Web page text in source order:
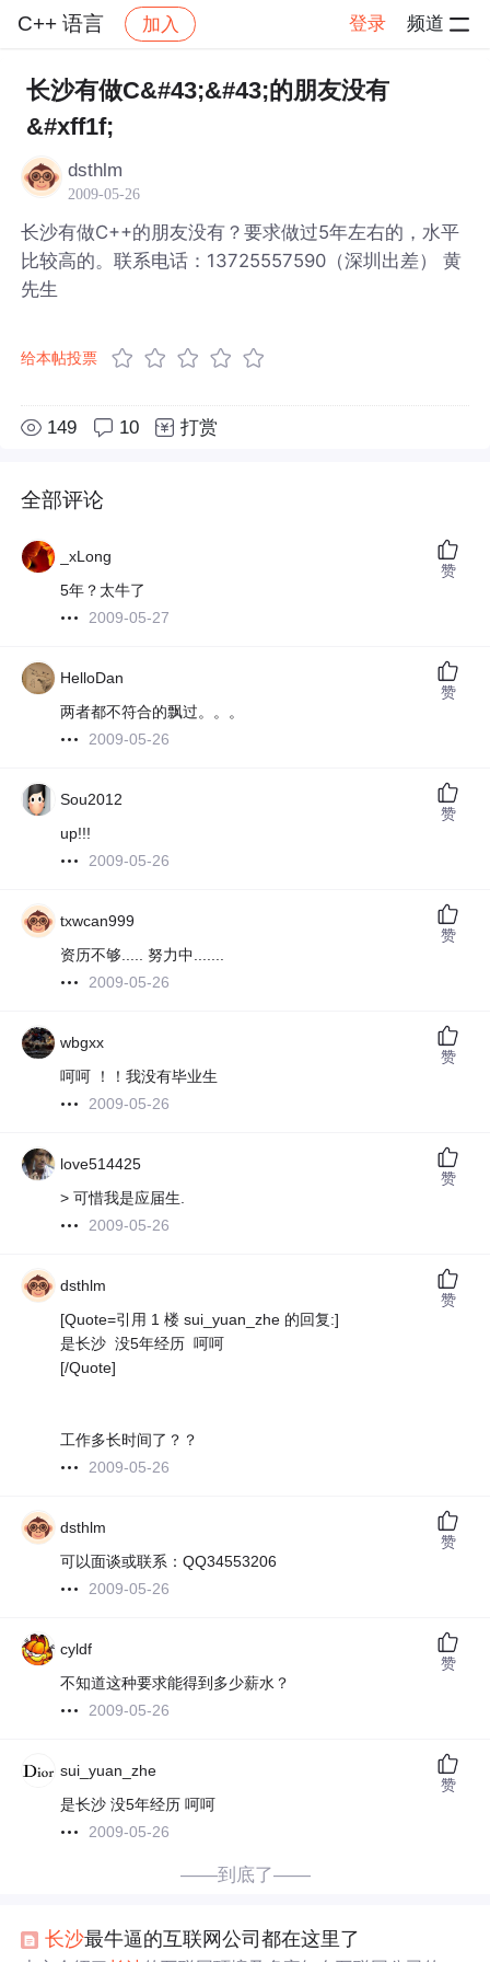
C++ 语言 加入 登录 频道
社区 C++ 语言 帖子详情
长沙有做C&#43;&#43;的朋友没有
&#xff1f;
dsthlm
2009-05-26
长沙有做C++的朋友没有？要求做过5年左右的，水平
比较高的。联系电话：13725557590（深圳出差） 黄
先生
给本帖投票
149 10 打赏
全部评论
_xLong
5年？太牛了
2009-05-27
赞
HelloDan
两者都不符合的飘过。。。
2009-05-26
赞
Sou2012
up!!!
2009-05-26
赞
txwcan999
资历不够..... 努力中.......
2009-05-26
赞
wbgxx
呵呵 ！！我没有毕业生
2009-05-26
赞
love514425
> 可惜我是应届生.
2009-05-26
赞
dsthlm
[Quote=引用 1 楼 sui_yuan_zhe 的回复:]
是长沙 没5年经历 呵呵
[/Quote]
工作多长时间了？？
2009-05-26
赞
dsthlm
可以面谈或联系：QQ34553206
2009-05-26
赞
cyldf
不知道这种要求能得到多少薪水？
2009-05-26
赞
sui_yuan_zhe
是长沙 没5年经历 呵呵
2009-05-26
赞
——到底了——
长沙最牛逼的互联网公司都在这里了